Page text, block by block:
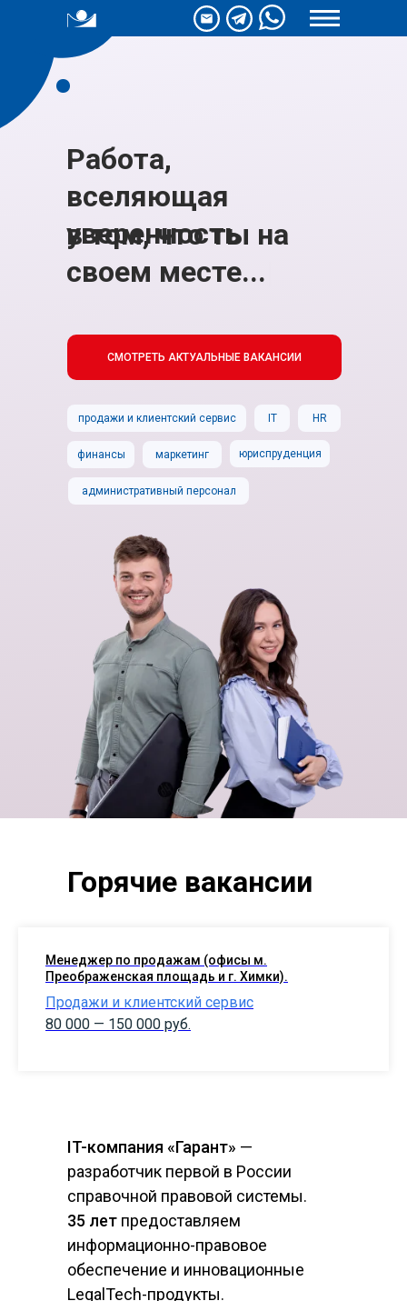
Работа,
вселяющая
уверенность
в том, что ты |
СМОТРЕТЬ АКТУАЛЬНЫЕ ВАКАНСИИ
продажи и клиентский сервис IT
юриспруденция
финансы маркетинг
HR
административный персонал
Горячие вакансии
Менеджер по продажам (офисы м.
Преображенская площадь и г. Химки).
Продажи и клиентский сервис
80 000 — 150 000 руб.
IT-компания «Гарант» —
разработчик первой в России
справочной правовой системы.
35 лет предоставляем
информационно-правовое
обеспечение и инновационные
LegalTech-продукты.